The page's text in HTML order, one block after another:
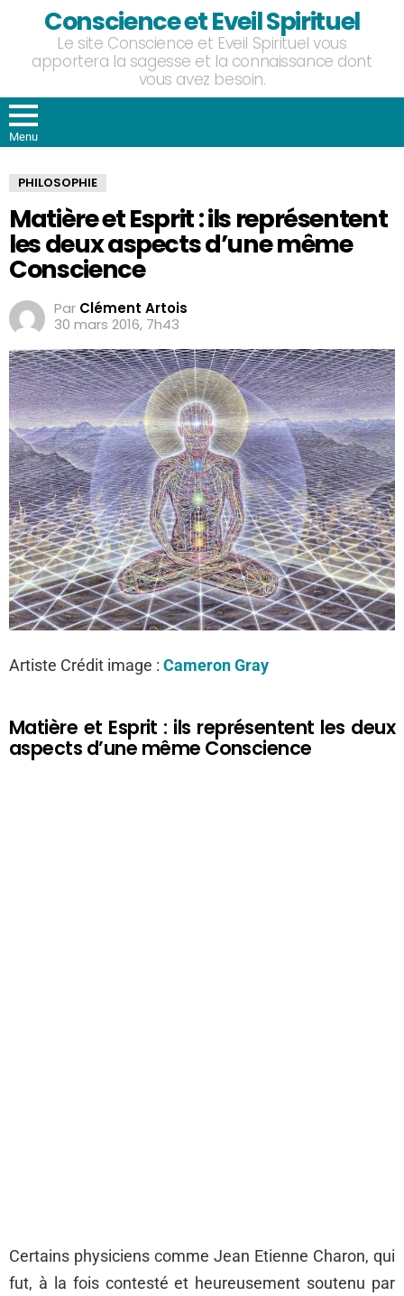
Conscience et Eveil Spirituel
Le site Conscience et Eveil Spirituel vous
apportera la sagesse et la connaissance dont
vous avez besoin.
Menu
PHILOSOPHIE
Matière et Esprit : ils représentent
les deux aspects d’une même
Conscience
Par Clément Artois
30 mars 2016, 7h43
Artiste Crédit image : Cameron Gray
Matière et Esprit : ils représentent les deux
aspects d’une même Conscience
Certains physiciens comme Jean Etienne Charon, qui
fut, à la fois contesté et heureusement soutenu par